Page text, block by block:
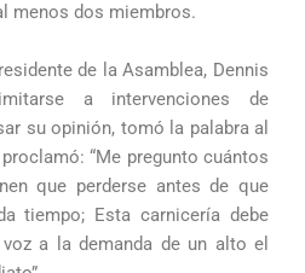
menos dos miembros.
de la Asamblea, Dennis
a intervenciones de
su opinión, tomó la palabra al
“Me pregunto cuántos
que perderse antes de que
tiempo; Esta carnicería debe
a la demanda de un alto el